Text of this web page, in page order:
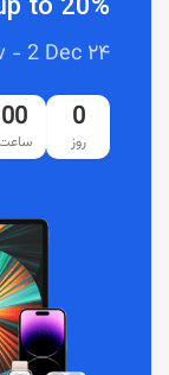
۲۴ Nov - 2 Dec
0
روز
00